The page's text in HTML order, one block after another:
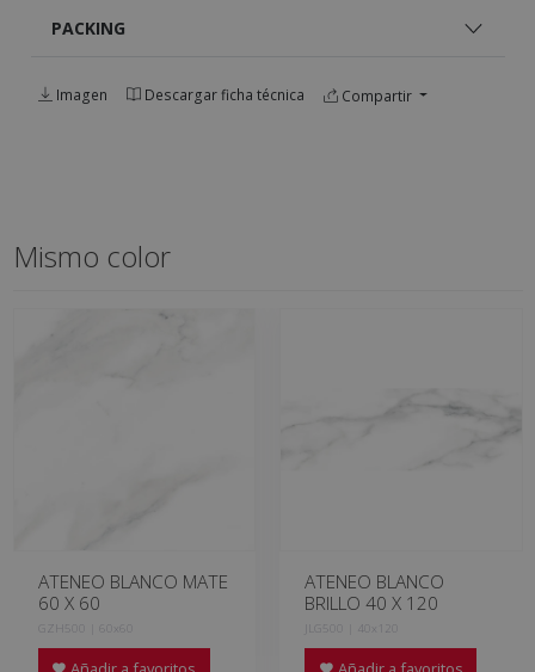
PACKING
Imagen Descargar ficha técnica Compartir
Mismo color
ATENEO BLANCO MATE
60 X 60
GZH500 | 60x60
ATENEO BLANCO
BRILLO 40 X 120
JLG500 | 40x120